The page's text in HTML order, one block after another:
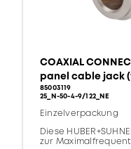
COAXIAL
panel cable jack
85003119
25_N-50-4-9/122_NE
Einzelverpackung
Diese
zur